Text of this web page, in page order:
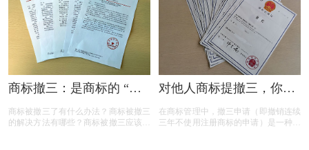
商标撤三：是商标的 “夺
商标被撤三了有什么办法？商标被撤三
的解决方法有哪些？商标被撤三应该如
对他人商标提撤三，你真
在商标管理中，撤三申请（即撤销连续
三年不使用注册商标的申请）是一种重